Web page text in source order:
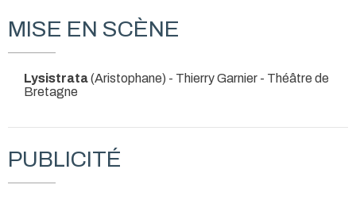
MISE EN SCÈNE
Lysistrata(Aristophane) - Thierry Garnier - Théâtre de
Bretagne
PUBLICITÉ